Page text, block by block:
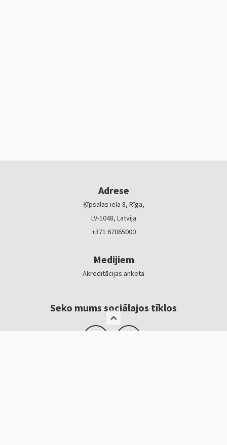
Adrese
Ķīpsalas iela 8, Rīga,
LV-1048, Latvija
+371 67065000
Medijiem
Akreditācijas anketa
Seko mums sociālajos tīklos